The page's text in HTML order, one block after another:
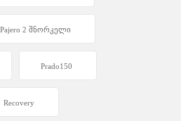
Pajero 2 შნორკელი
Prado150
Recovery